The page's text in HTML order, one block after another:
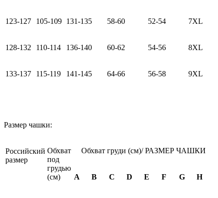
123-127 105-109 131-135 58-60 52-54 7XL
128-132 110-114 136-140 60-62 54-56 8XL
133-137 115-119 141-145 64-66 56-58 9XL
Размер чашки:
Российский
размер
Обхват
под
грудью
(см)
Обхват груди (см)/ РАЗМЕР ЧАШКИ
A B C D E F G H